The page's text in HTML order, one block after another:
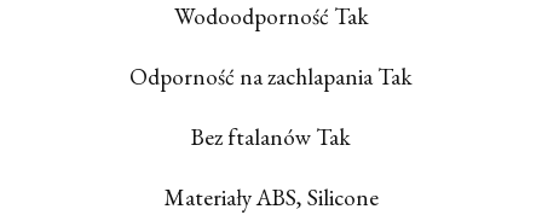
Wodoodporność Tak
Odporność na zachlapania Tak
Bez ftalanów Tak
Materiały ABS, Silicone